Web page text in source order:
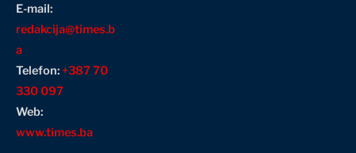
E-mail:
redakcija@times.b
a
Telefon:+387 70
330 097
Web:
www.times.ba